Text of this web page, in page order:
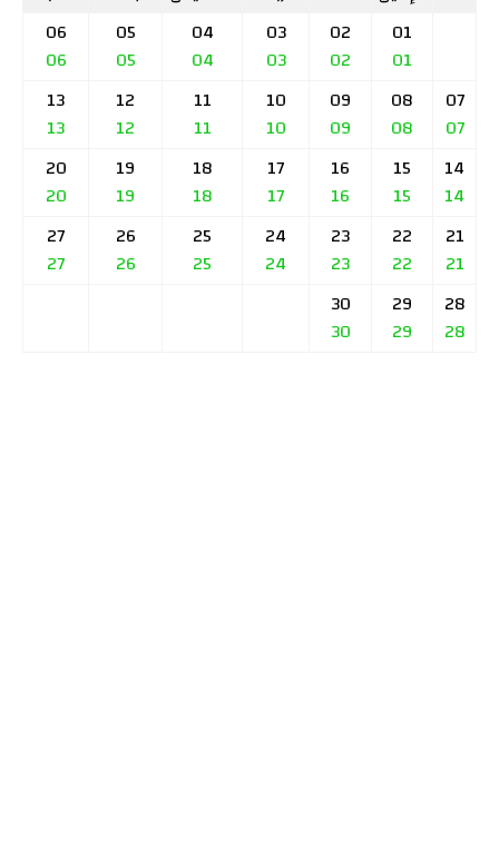
01
01
02
02
03
03
04
04
05
05
06
06
07
07
08
08
09
09
10
10
11
11
12
12
13
13
14
14
15
15
16
16
17
17
18
18
19
19
20
20
21
21
22
22
23
23
24
24
25
25
26
26
27
27
28
28
29
29
30
30